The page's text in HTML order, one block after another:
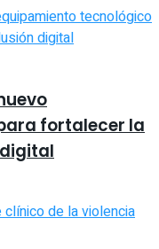
fortalecer la